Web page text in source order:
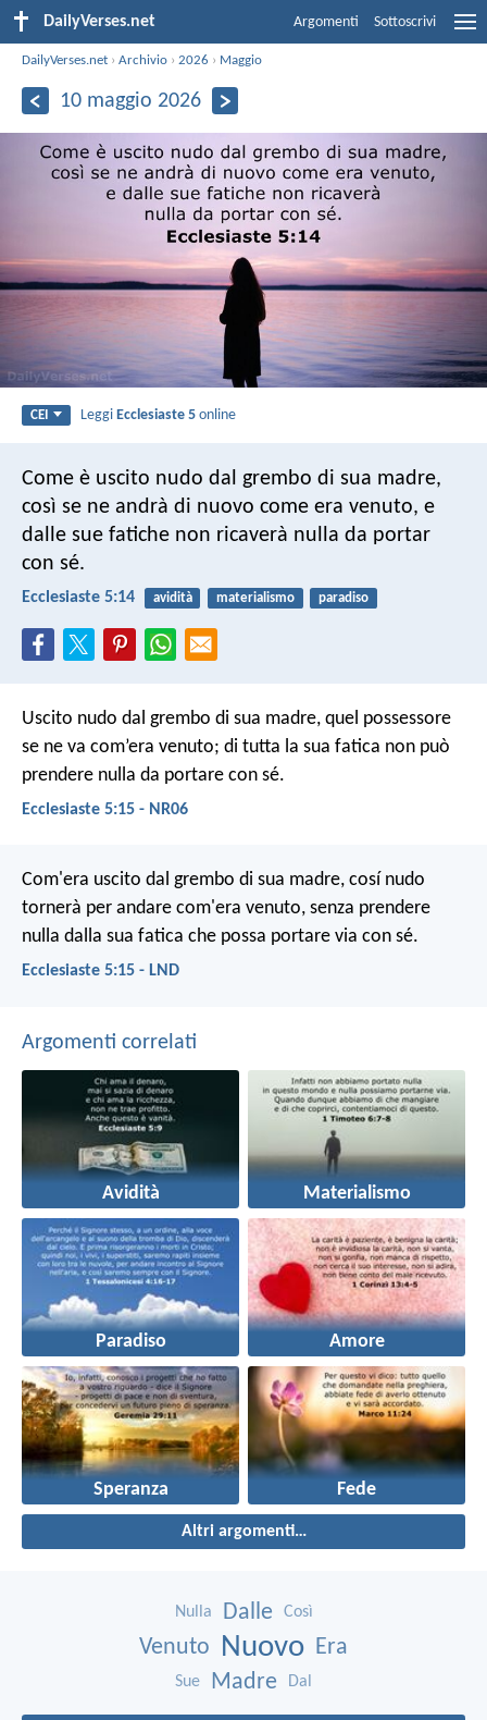
DailyVerses.net Argomenti Sottoscrivi
DailyVerses.net ›Archivio ›2026 › Maggio
10 maggio 2026
CEI LeggiEcclesiaste 5 online
Come è uscito nudo dal grembo di sua madre,
così se ne andrà di nuovo come era venuto, e
dalle sue fatiche non ricaverà nulla da portar
con sé.
Ecclesiaste 5:14 avidità materialismo paradiso
Uscito nudo dal grembo di sua madre, quel possessore
se ne va com’era venuto; di tutta la sua fatica non può
prendere nulla da portare con sé.
Ecclesiaste 5:15 - NR06
Com'era uscito dal grembo di sua madre, cosí nudo
tornerà per andare com'era venuto, senza prendere
nulla dalla sua fatica che possa portare via con sé.
Ecclesiaste 5:15 - LND
Argomenti correlati
Avidità Materialismo
Paradiso Amore
Speranza Fede
Altri argomenti…
Nulla Dalle Così
Venuto Nuovo Era
Sue Madre Dal